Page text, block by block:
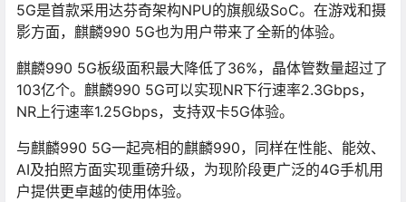
5G是首款采用达芬奇架构NPU的旗舰级SoC。在游戏和摄
影方面，麒麟990 5G也为用户带来了全新的体验。
麒麟990 5G板级面积最大降低了36%，晶体管数量超过了
103亿个。麒麟990 5G可以实现NR下行速率2.3Gbps，
NR上行速率1.25Gbps，支持双卡5G体验。
与麒麟990 5G一起亮相的麒麟990，同样在性能、能效、
AI及拍照方面实现重磅升级，为现阶段更广泛的4G手机用
户提供更卓越的使用体验。